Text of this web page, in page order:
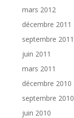
mars 2012
décembre 2011
septembre 2011
juin 2011
mars 2011
décembre 2010
septembre 2010
juin 2010